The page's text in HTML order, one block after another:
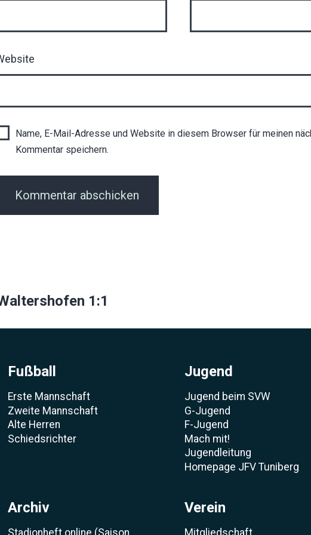
Name, E-Mail-Adresse und Website in diesem Browser für meinen
Kommentar speichern.
1:1
Fußball
Erste Mannschaft
Zweite Mannschaft
Alte Herren
Schiedsrichter
Jugend
Jugend beim SVW
G-Jugend
F-Jugend
Mach mit!
Jugendleitung
Homepage JFV Tuniberg
Archiv
Stadionheft online (Saison
Verein
Mitgliedschaft